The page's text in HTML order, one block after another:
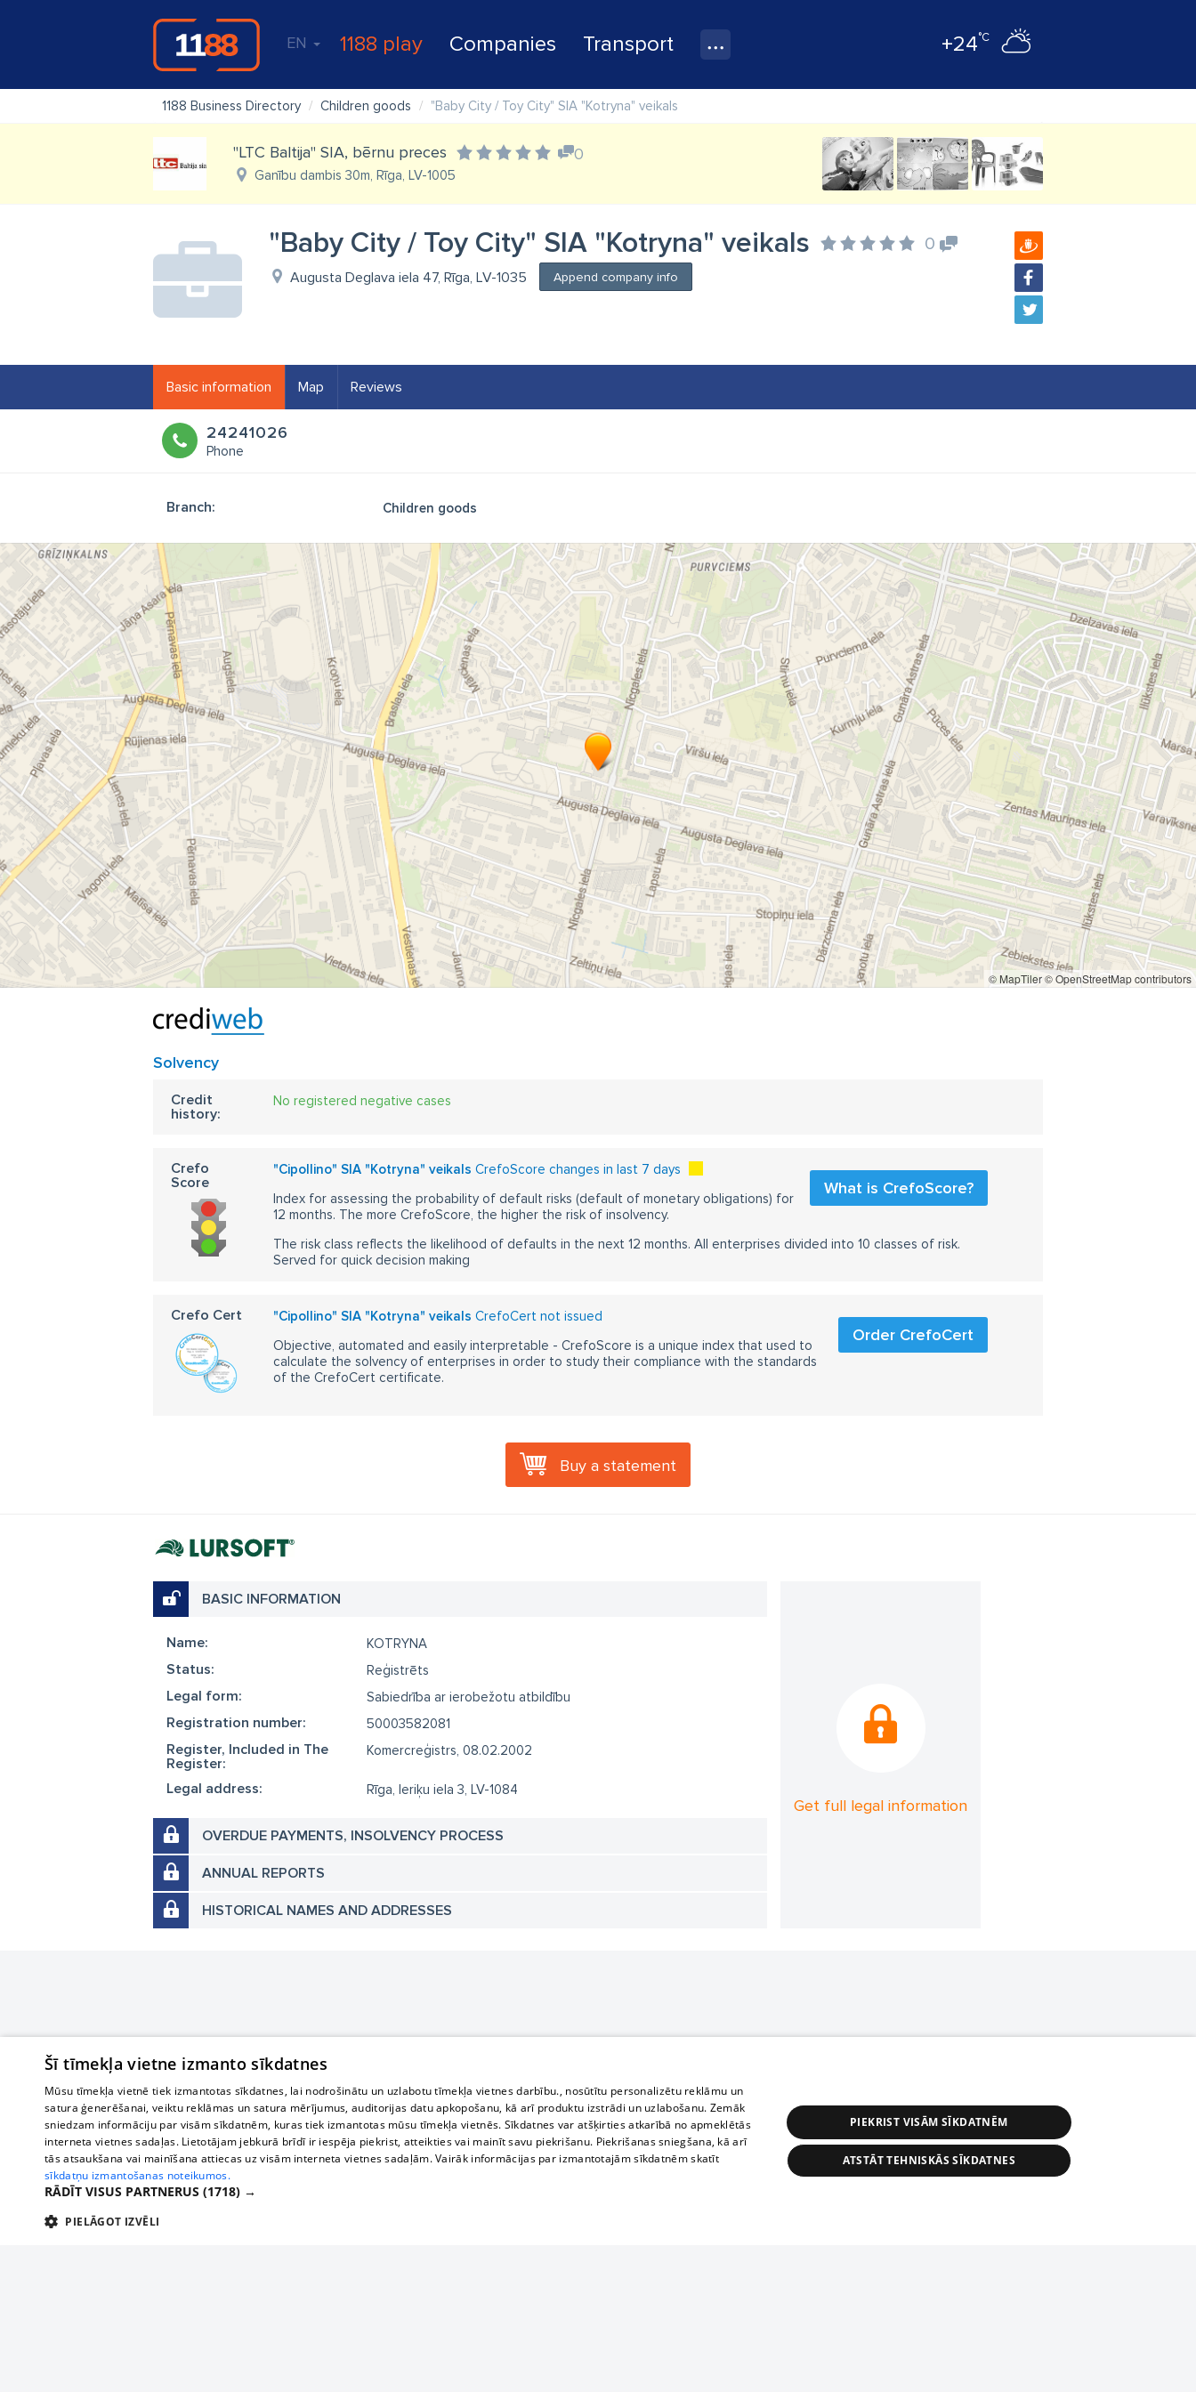
EN 1188 play Companies Transport +24°C
1188 Business Directory Children goods "Baby City / Toy City" SIA "Kotryna" veikals
"LTC Baltija" SIA, bērnu preces 0
Ganību dambis 30m, Rīga, LV-1005
"Baby City / Toy City" SIA "Kotryna" veikals 0
Augusta Deglava iela 47, Rīga, LV-1035 Append company info
Basic information Map Reviews
24241026
Phone
Branch: Children goods
© MapTiler© OpenStreetMap contributors
Solvency
Credit
history:
No registered negative cases
Crefo
Score
"Cipollino" SIA "Kotryna" veikals CrefoScore changes in last 7 days
What is CrefoScore?
Index for assessing the probability of default risks (default of monetary obligations) for
12 months. The more CrefoScore, the higher the risk of insolvency.
The risk class reflects the likelihood of defaults in the next 12 months. All enterprises divided into 10 classes of risk.
Served for quick decision making
Crefo Cert "Cipollino" SIA "Kotryna" veikals CrefoCert not issued
Order CrefoCert
Objective, automated and easily interpretable - CrefoScore is a unique index that used to
calculate the solvency of enterprises in order to study their compliance with the standards
of the CrefoCert certificate.
Buy a statement
BASIC INFORMATION
Name: KOTRYNA
Status: Reģistrēts
Legal form: Sabiedrība ar ierobežotu atbildību
Registration number: 50003582081
Register, Included in The
Register:
Komercreģistrs, 08.02.2002
Legal address: Rīga, Ieriķu iela 3, LV-1084
OVERDUE PAYMENTS, INSOLVENCY PROCESS
ANNUAL REPORTS
HISTORICAL NAMES AND ADDRESSES
Get full legal information
Šī tīmekļa vietne izmanto sīkdatnes
Mūsu tīmekļa vietnē tiek izmantotas sīkdatnes, lai nodrošinātu un uzlabotu tīmekļa vietnes darbību., nosūtītu personalizētu reklāmu un
satura ģenerēšanai, veiktu reklāmas un satura mērījumus, auditorijas datu apkopošanu, kā arī produktu izstrādi un uzlabošanu. Zemāk
sniedzam informāciju par visām sīkdatnēm, kuras tiek izmantotas mūsu tīmekļa vietnēs. Sīkdatnes var atšķirties atkarībā no apmeklētās
interneta vietnes sadaļas. Lietotājam jebkurā brīdī ir iespēja piekrist, atteikties vai mainīt savu piekrišanu. Piekrišanas sniegšana, kā arī
tās atsaukšana vai mainīšana attiecas uz visām interneta vietnes sadaļām. Vairāk informācijas par izmantotajām sīkdatnēm skatīt
sīkdatņu izmantošanas noteikumos.
RĀDĪT VISUS PARTNERUS (1718) →
PIELĀGOT IZVĒLI
PIEKRIST VISĀM SĪKDATNĒM
ATSTĀT TEHNISKĀS SĪKDATNES